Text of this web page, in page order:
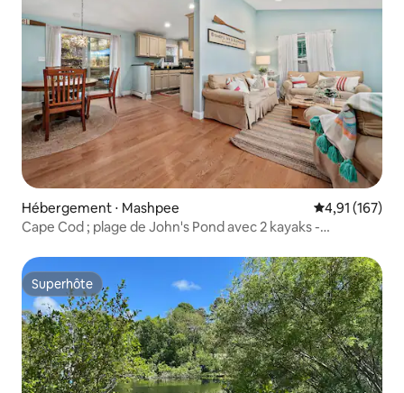
Hébergement ⋅ Mashpee Évaluation
4,91 (167)
Cape Cod ; plage de John's Pond avec 2 kayaks -
Superhôte
Superhôte